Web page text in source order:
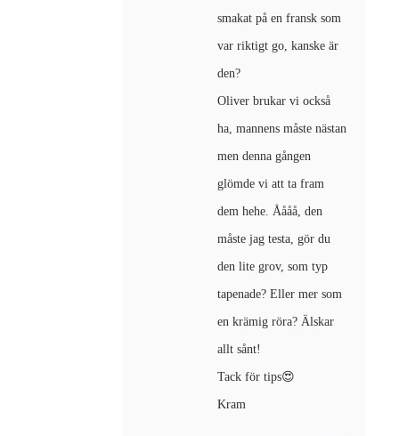
smakat på en fransk som
var riktigt go, kanske är
den?
Oliver brukar vi också
ha, mannens måste nästan
men denna gången
glömde vi att ta fram
dem hehe. Åååå, den
måste jag testa, gör du
den lite grov, som typ
tapenade? Eller mer som
en krämig röra? Älskar
allt sånt!
Tack för tips😍
Kram